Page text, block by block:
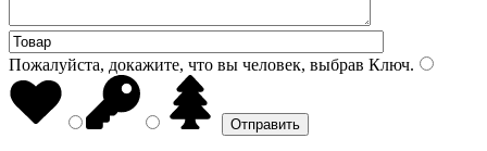
Пожалуйста, докажите, что вы человек, выбрав Ключ.